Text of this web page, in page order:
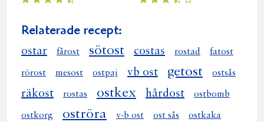
Relaterade recept:
ostar fårost sötost costas rostad fatost
rörost mesost ostpaj vb ost getost ostsås
räkost rostas ostkex hårdost ostbomb
ostkorg oströra v-b ost ost sås ostkaka